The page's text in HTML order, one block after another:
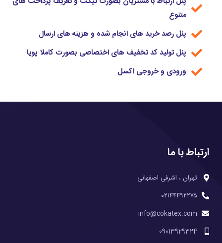
متنوع
پنل رصد خرید های انجام شده و هزینه های ارسال
پنل تولید کد تخفیف های اختصاصی بصورت کاملا پویا
ورودی و خروجی اکسل
ارتباط با ما
تهران ، اشرفی اصفهانی
۰۲۱۴۴۴۹۲۲۷۵
info@cokatex.com
09013929324